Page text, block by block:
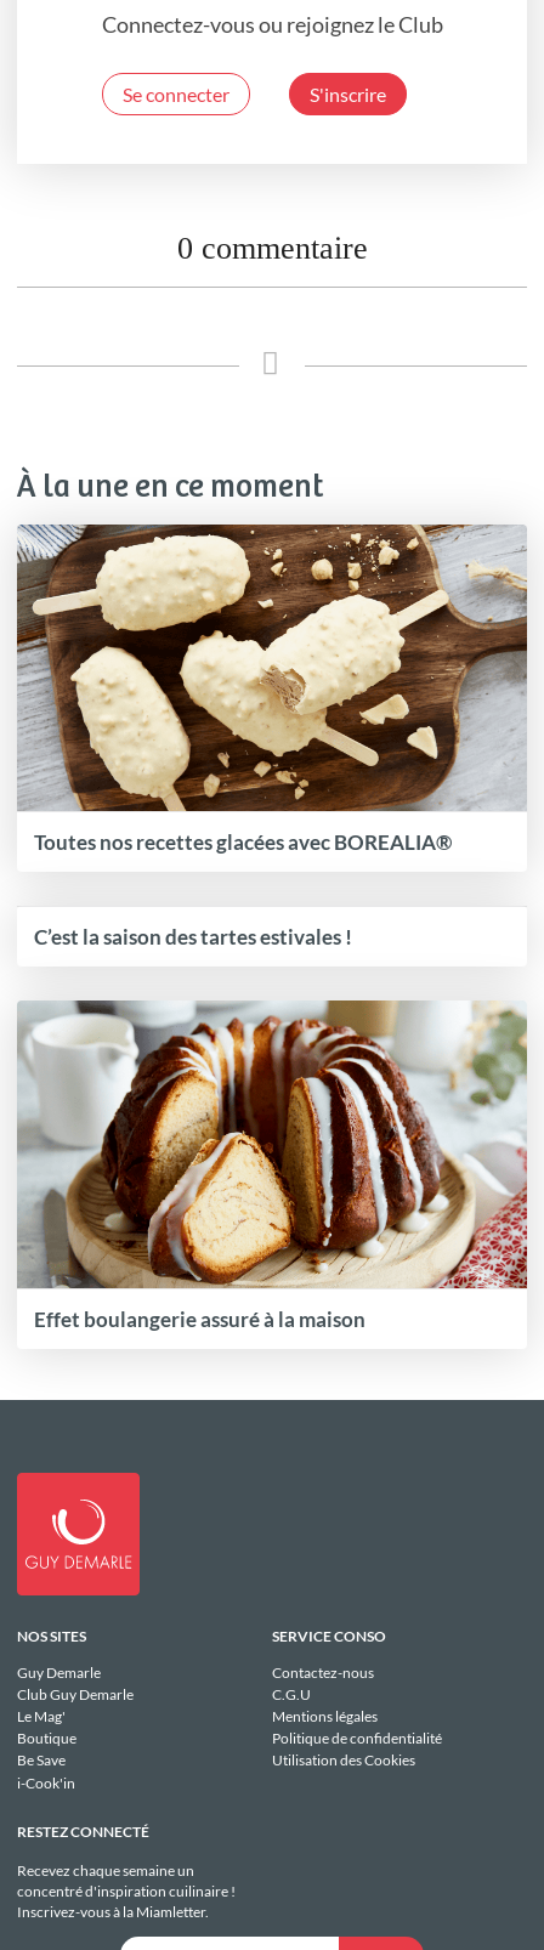
Connectez-vous ou rejoignez le Club
Se connecter S'inscrire
0 commentaire
À la une en ce moment
Toutes nos recettes glacées avec BOREALIA®
C’est la saison des tartes estivales !
Effet boulangerie assuré à la maison
NOS SITES
Guy Demarle
Club Guy Demarle
Le Mag'
Boutique
Be Save
i-Cook'in
SERVICE CONSO
Contactez-nous
C.G.U
Mentions légales
Politique de confidentialité
Utilisation des Cookies
RESTEZ CONNECTÉ
Recevez chaque semaine un
concentré d'inspiration cuilinaire !
Inscrivez-vous à la Miamletter.